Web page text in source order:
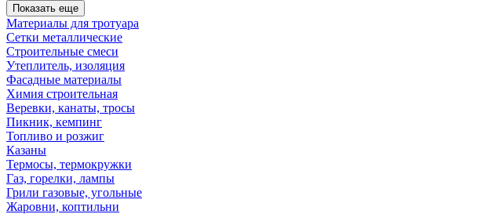
Показать еще
Материалы для тротуара
Сетки металлические
Строительные смеси
Утеплитель, изоляция
Фасадные материалы
Химия строительная
Веревки, канаты, тросы
Пикник, кемпинг
Топливо и розжиг
Казаны
Термосы, термокружки
Газ, горелки, лампы
Грили газовые, угольные
Жаровни, коптильни